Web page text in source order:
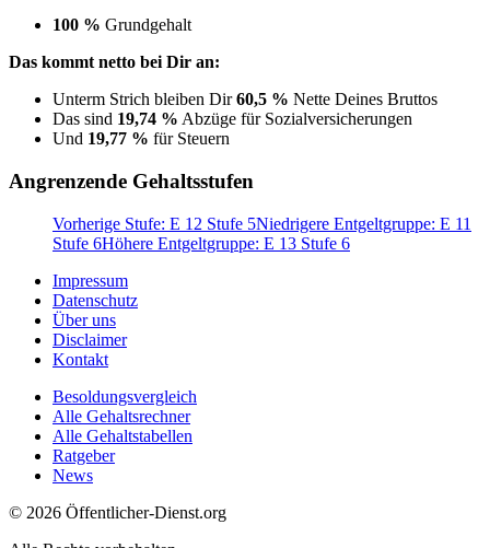
100 % Grundgehalt
Das kommt netto bei Dir an:
Unterm Strich bleiben Dir60,5 % Nette Deines Bruttos
Das sind 19,74 % Abzüge für Sozialversicherungen
Und 19,77 % für Steuern
Angrenzende Gehaltsstufen
Vorherige Stufe: E 12 Stufe 5Niedrigere Entgeltgruppe: E 11
Stufe 6Höhere Entgeltgruppe: E 13 Stufe 6
Impressum
Datenschutz
Über uns
Disclaimer
Kontakt
Besoldungsvergleich
Alle Gehaltsrechner
Alle Gehaltstabellen
Ratgeber
News
© 2026 Öffentlicher-Dienst.org